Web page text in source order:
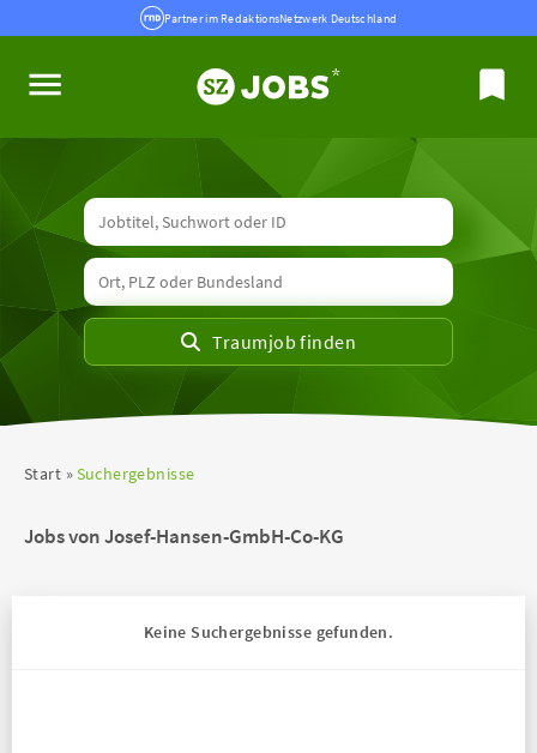
Partner im RedaktionsNetzwerk Deutschland
Start Suchergebnisse
Jobs von Josef-Hansen-GmbH-Co-KG
Keine Suchergebnisse gefunden.